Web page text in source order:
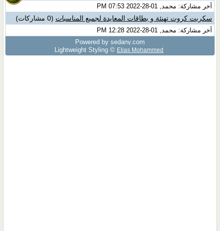
آخر مشاركة: محمد, 01-28-2022 07:53 PM
سكربت كروت تهنئة و بطاقات المعايدة لجميع المناسبات (0 مشاركات)
آخر مشاركة: محمد, 01-28-2022 12:28 PM
Powered by sedany.com
Lightweight Styling © Elias Mohammed